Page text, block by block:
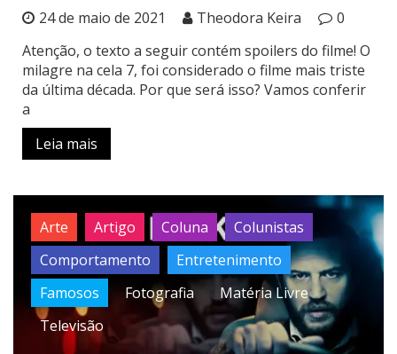
24 de maio de 2021 Theodora Keira
0
Atenção, o texto a seguir contém spoilers do filme! O
milagre na cela 7, foi considerado o filme mais triste
da última década. Por que será isso? Vamos conferir
a
Leia mais
Arte Artigo Coluna
Colunistas
Comportamento
Entretenimento
Famosos
Fotografia
Matéria Livre
Televisão